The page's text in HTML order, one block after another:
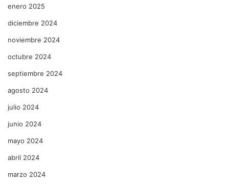
enero 2025
diciembre 2024
noviembre 2024
octubre 2024
septiembre 2024
agosto 2024
julio 2024
junio 2024
mayo 2024
abril 2024
marzo 2024